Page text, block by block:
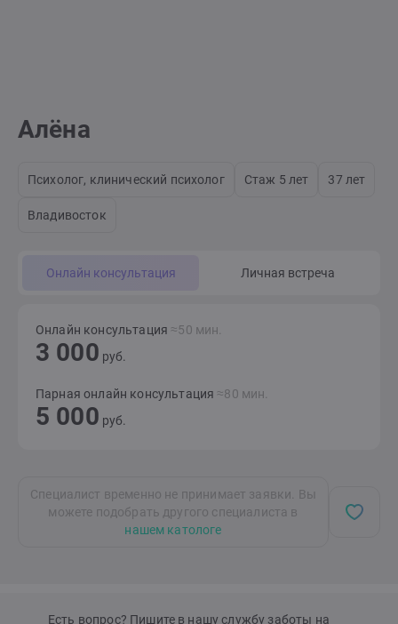
Алёна
Психолог, клинический психолог Стаж 5 лет 37 лет
Владивосток
Онлайн консультация Личная встреча
Онлайн консультация ≈50 мин.
3 000 руб.
Парная онлайн консультация ≈80 мин.
5 000 руб.
Специалист временно не принимает заявки. Вы
можете подобрать другого специалиста в
нашем катологе
Есть вопрос? Пишите в нашу службу заботы на